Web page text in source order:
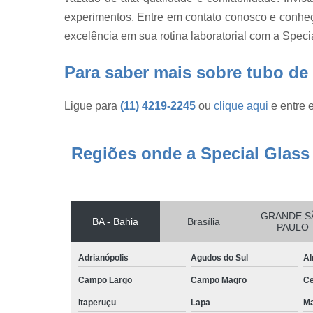
Reatores de
vidro e
Reatores de
Reatores em
Termômetro
Tubos de
vidro
experimentos. Entre em contato conosco e
excelência em sua rotina laboratorial com a
Para saber mais sobre tubo
Ligue para (11) 4219-2245 ou clique aqui e entre
Regiões onde a Special
BA - Bahia Brasília
GRANDE
PAULO
Adrianópolis Agudos do Sul
Campo Largo Campo Magro
Itaperuçu Lapa